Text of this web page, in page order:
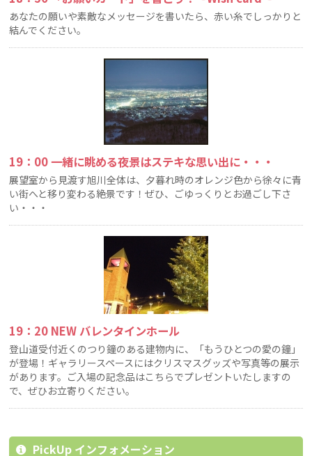
あなたの願いや素敵なメッセージを書いたら、赤い糸でしっかりと
結んでください。
19：00 一緒に眺める夜景はステキな思い出に・・・
展望室から見渡す旭川全体は、夕暮れ時のオレンジ色から徐々に青
い街へと移り変わる絶景です！ぜひ、ごゆっくりとお過ごし下さ
い・・・
19：20 NEW バレンタインホール
登山道受付近くのつり鐘のある建物内に、「もうひとつの愛の鐘」
が登場！ギャラリースペースにはクリスマスグッズや写真等の展示
があります。ご入場の記念品はこちらでプレゼントいたしますの
で、ぜひお立寄りください。
PickUp インフォメーション